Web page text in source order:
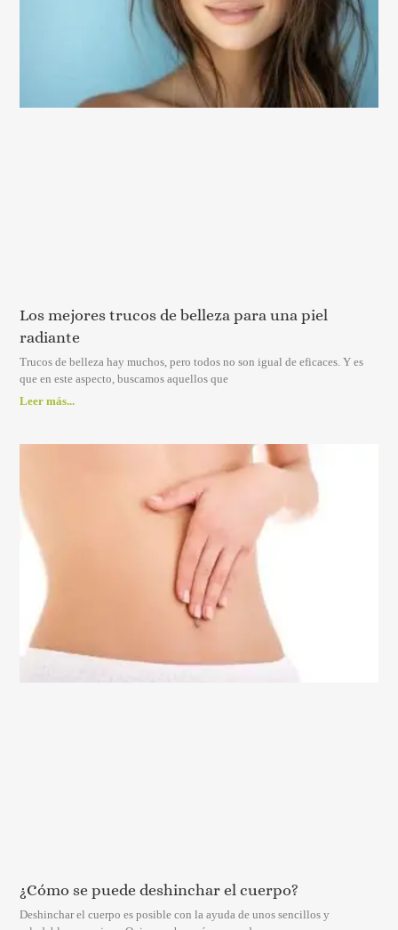
Los mejores trucos de belleza para una piel
radiante
Trucos de belleza hay muchos, pero todos no son igual de eficaces. Y es
que en este aspecto, buscamos aquellos que
Leer más...
¿Cómo se puede deshinchar el cuerpo?
Deshinchar el cuerpo es posible con la ayuda de unos sencillos y